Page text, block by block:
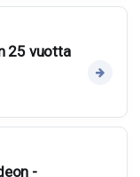
25 vuotta
-